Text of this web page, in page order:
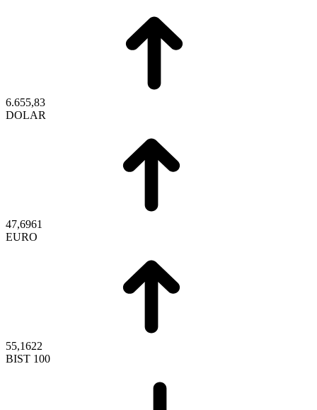
6.655,83
DOLAR
47,6961
EURO
55,1622
BIST 100